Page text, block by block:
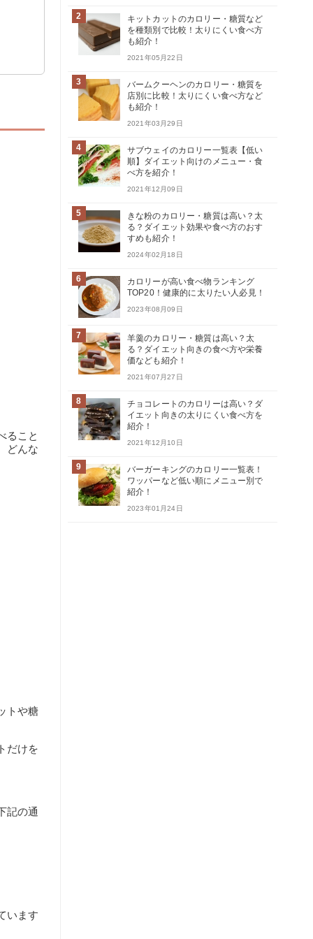
ること
どんな
トや糖
だけを
記の通
います
2
キットカットのカロリー・糖質など
を種類別で比較！太りにくい食べ方
も紹介！
2021年05月22日
3
バームクーヘンのカロリー・糖質を
店別に比較！太りにくい食べ方など
も紹介！
2021年03月29日
4
サブウェイのカロリー一覧表【低い
順】ダイエット向けのメニュー・食
べ方を紹介！
2021年12月09日
5
きな粉のカロリー・糖質は高い？太
る？ダイエット効果や食べ方のおす
すめも紹介！
2024年02月18日
6
カロリーが高い食べ物ランキング
TOP20！健康的に太りたい人必見！
2023年08月09日
7
羊羹のカロリー・糖質は高い？太
る？ダイエット向きの食べ方や栄養
価なども紹介！
2021年07月27日
8
チョコレートのカロリーは高い？ダ
イエット向きの太りにくい食べ方を
紹介！
2021年12月10日
9
バーガーキングのカロリー一覧表！
ワッパーなど低い順にメニュー別で
紹介！
2023年01月24日